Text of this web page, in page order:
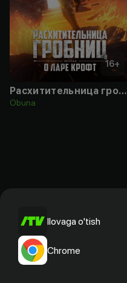
16+
Расхитительница гробниц: Легенда о Ларе Крофт
Obuna
Ilovaga o'tish
Chrome